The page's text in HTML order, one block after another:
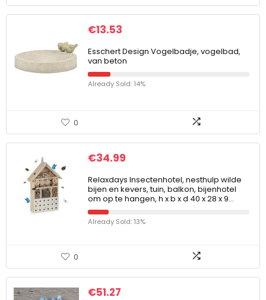
€13.53
Esschert Design Vogelbadje, vogelbad,
van beton
Already Sold: 14%
0
€34.99
Relaxdays Insectenhotel, nesthulp wilde
bijen en kevers, tuin, balkon, bijenhotel
om op te hangen, h x b x d 40 x 28 x 9…
Already Sold: 13%
0
€51.27